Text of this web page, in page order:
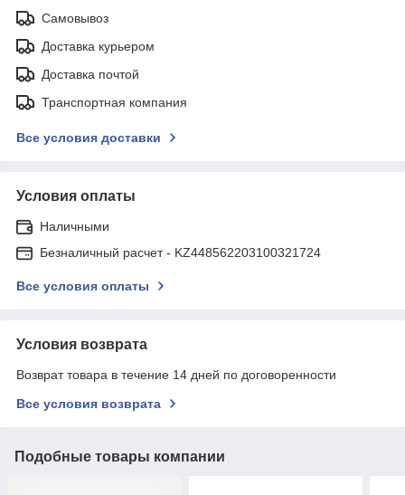
Самовывоз
Доставка курьером
Доставка почтой
Транспортная компания
Все условия доставки
Условия оплаты
Наличными
Безналичный расчет - KZ448562203100321724
Все условия оплаты
Условия возврата
Возврат товара в течение 14 дней по договоренности
Все условия возврата
Подобные товары компании